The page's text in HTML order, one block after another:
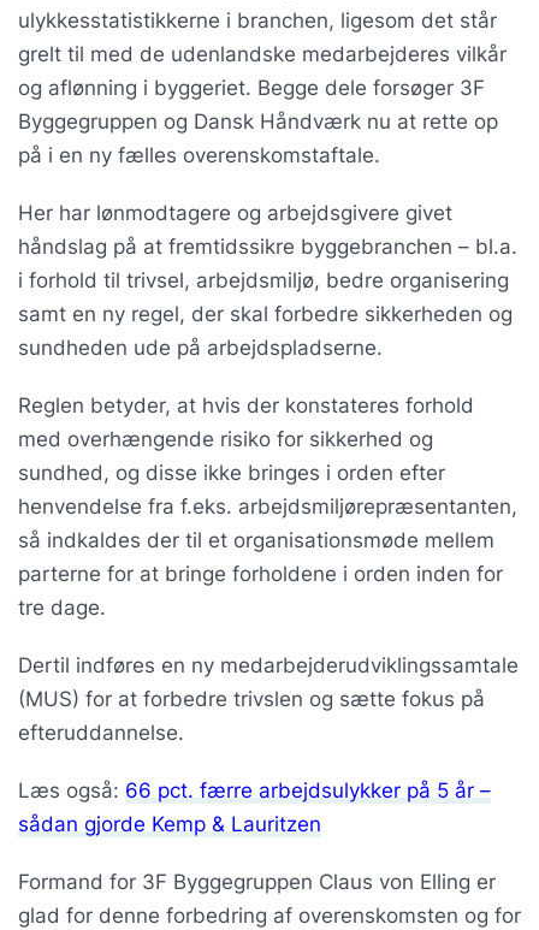
ulykkesstatistikkerne i branchen, ligesom det står
grelt til med de udenlandske medarbejderes vilkår
og aflønning i byggeriet. Begge dele forsøger 3F
Byggegruppen og Dansk Håndværk nu at rette op
på i en ny fælles overenskomstaftale.
Her har lønmodtagere og arbejdsgivere givet
håndslag på at fremtidssikre byggebranchen – bl.a.
i forhold til trivsel, arbejdsmiljø, bedre organisering
samt en ny regel, der skal forbedre sikkerheden og
sundheden ude på arbejdspladserne.
Reglen betyder, at hvis der konstateres forhold
med overhængende risiko for sikkerhed og
sundhed, og disse ikke bringes i orden efter
henvendelse fra f.eks. arbejdsmiljørepræsentanten,
så indkaldes der til et organisationsmøde mellem
parterne for at bringe forholdene i orden inden for
tre dage.
Dertil indføres en ny medarbejderudviklingssamtale
(MUS) for at forbedre trivslen og sætte fokus på
efteruddannelse.
Læs også: 66 pct. færre arbejdsulykker på 5 år –
sådan gjorde Kemp & Lauritzen
Formand for 3F Byggegruppen Claus von Elling er
glad for denne forbedring af overenskomsten og for